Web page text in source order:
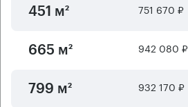
451 м² 751 670 ₽
665 м² 942 080 ₽
799 м² 932 170 ₽